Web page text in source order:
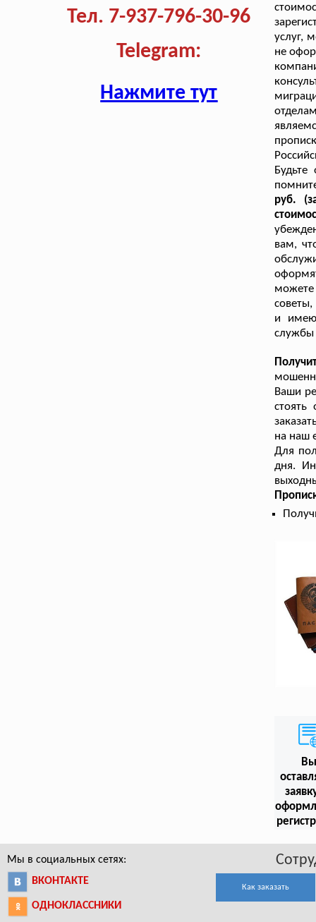
Тел. 7-937-796-30-96
Telegram:
Нажмите тут
услуг,
не
руб.
вам,
и
службы
Ваши
на наш
Для
дня.
Вы
Мы в социальных сетях:
ВКОНТАКТЕ
ОДНОКЛАССНИКИ
Как заказать